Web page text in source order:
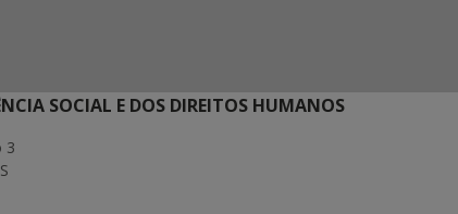
SOCIAL E DOS DIREITOS HUMANOS
3